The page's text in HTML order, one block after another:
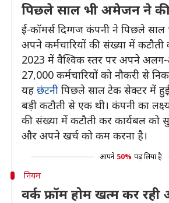
पिछले साल भी अमेजन ने की
ई-कॉमर्स दिग्गज कंपनी ने पिछले साल
अपने कर्मचारियों की संख्या में
2023 में वैश्विक स्तर पर अपने अलग-
27,000 कर्मचारियों को नौकरी से
यह छंटनी पिछले साल टेक सेक्टर में
बड़ी कटौती से एक थी। कंपनी का
की संख्या में कटौती कर कार्यबल को
और अपने खर्च को कम करना है।
आपने 50% पढ़ लिया है
नियम
वर्क फ्रॉम होम खत्म कर